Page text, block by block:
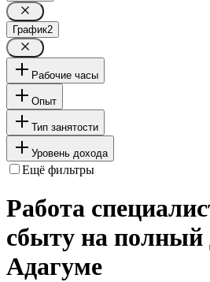
График2
Рабочие часы
Опыт
Тип занятости
Уровень дохода
Ещё фильтры
Работа
сбыту на полный
Адагуме